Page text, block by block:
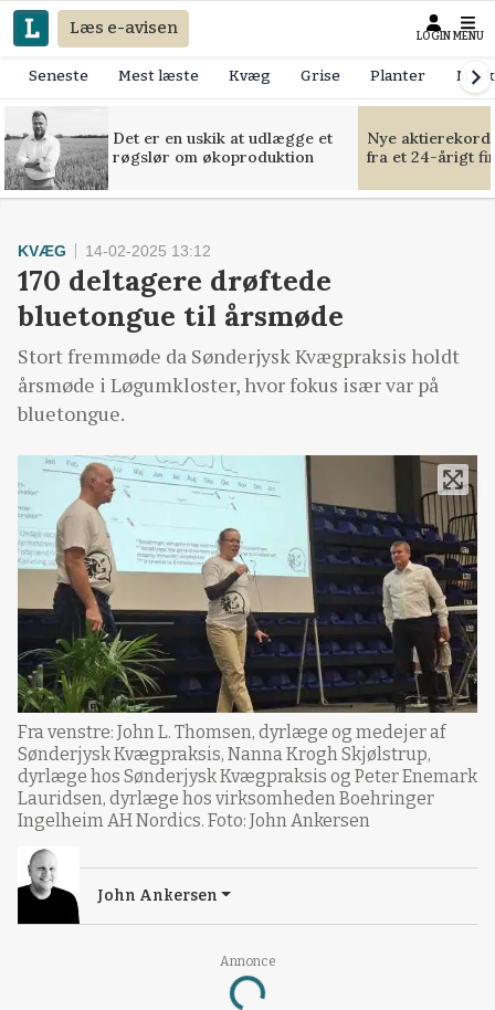
Læs e-avisen LOGIN MENU
Seneste Mest læste Kvæg Grise Planter
Det er en uskik at udlægge et
røgslør om økoproduktion
Nye
fra et 24-årigt
Annonce
Loading...
KVÆG 14-02-2025 13:12
170 deltagere drøftede
bluetongue til årsmøde
Stort fremmøde da Sønderjysk Kvægpraksis holdt
årsmøde i Løgumkloster, hvor fokus især var på
bluetongue.
Fra venstre: John L. Thomsen, dyrlæge og medejer af
Sønderjysk Kvægpraksis, Nanna Krogh Skjølstrup,
dyrlæge hos Sønderjysk Kvægpraksis og Peter Enemark
Lauridsen, dyrlæge hos virksomheden Boehringer
Ingelheim AH Nordics. Foto: John Ankersen
John Ankersen